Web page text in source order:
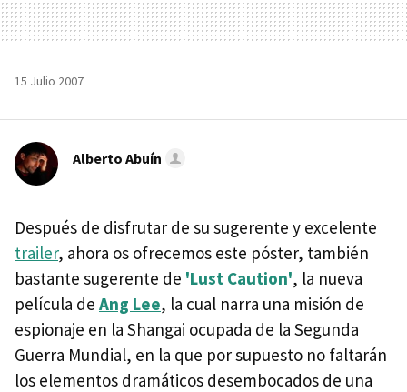
15 Julio 2007
Alberto Abuín
Después de disfrutar de su sugerente y excelente
trailer, ahora os ofrecemos este póster, también
bastante sugerente de 'Lust Caution', la nueva
película de Ang Lee, la cual narra una misión de
espionaje en la Shangai ocupada de la Segunda
Guerra Mundial, en la que por supuesto no faltarán
los elementos dramáticos desembocados de una